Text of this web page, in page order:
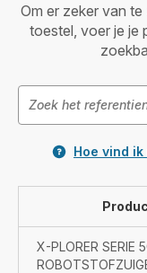
Om er zeker van
toestel, voer je je
Hoe vind
X-PLORER SERIE